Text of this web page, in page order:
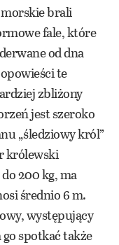
brali
fale, które
od dna
te
zbliżony
jest szeroko
„śledziowy król”
królewski
200 kg, ma
średnio 6 m.
występujący
go spotkać także